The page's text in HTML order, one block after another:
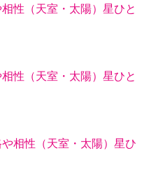
性（天室・太陽）星ひと
性（天室・太陽）星ひと
相性（天室・太陽）星ひ